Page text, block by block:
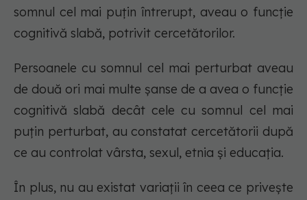
somnul cel mai puțin întrerupt, aveau o funcție
cognitivă slabă, potrivit cercetătorilor.
Persoanele cu somnul cel mai perturbat aveau
de două ori mai multe șanse de a avea o funcție
cognitivă slabă decât cele cu somnul cel mai
puțin perturbat, au constatat cercetătorii după
ce au controlat vârsta, sexul, etnia și educația.
În plus, nu au existat variații în ceea ce privește